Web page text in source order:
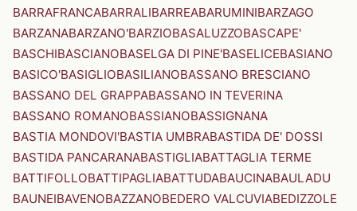
BARRAFRANCABARRALIBARREABARUMINIBARZAGO
BARZANABARZANO'BARZIOBASALUZZOBASCAPE'
BASCHIBASCIANOBASELGA DI PINE'BASELICEBASIANO
BASICO'BASIGLIOBASILIANOBASSANO BRESCIANO
BASSANO DEL GRAPPABASSANO IN TEVERINA
BASSANO ROMANOBASSIANOBASSIGNANA
BASTIA MONDOVI'BASTIA UMBRABASTIDA DE' DOSSI
BASTIDA PANCARANABASTIGLIABATTAGLIA TERME
BATTIFOLLOBATTIPAGLIABATTUDABAUCINABAULADU
BAUNEIBAVENOBAZZANOBEDERO VALCUVIABEDIZZOLE